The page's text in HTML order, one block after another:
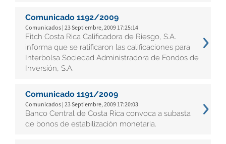
Comunicado 1192/2009
Comunicados | 23 Septiembre, 2009 17:25:14
Fitch Costa Rica Calificadora de Riesgo, S.A.
informa que se ratificaron las calificaciones para
Interbolsa Sociedad Administradora de Fondos de
Inversión, S.A.
Comunicado 1191/2009
Comunicados | 23 Septiembre, 2009 17:20:03
Banco Central de Costa Rica convoca a subasta
de bonos de estabilización monetaria.